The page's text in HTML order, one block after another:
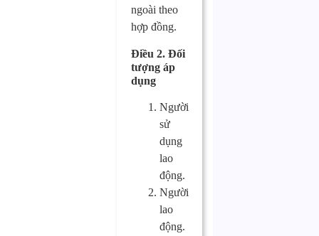
ngoài theo
hợp đồng.
Điều 2. Đối
tượng áp
dụng
Người
sử
dụng
lao
động.
Người
lao
động.